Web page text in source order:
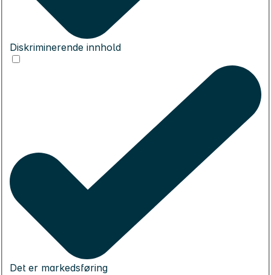
Diskriminerende innhold
Det er markedsføring